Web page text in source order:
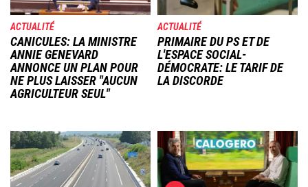
ACTUALITÉ
CANICULES: LA MINISTRE
ANNIE GENEVARD
ANNONCE UN PLAN POUR
NE PLUS LAISSER "AUCUN
AGRICULTEUR SEUL"
ACTUALITÉ
PRIMAIRE DU PS ET DE
L'ESPACE SOCIAL-
DÉMOCRATE: LE TARIF DE
LA DISCORDE
Image Image